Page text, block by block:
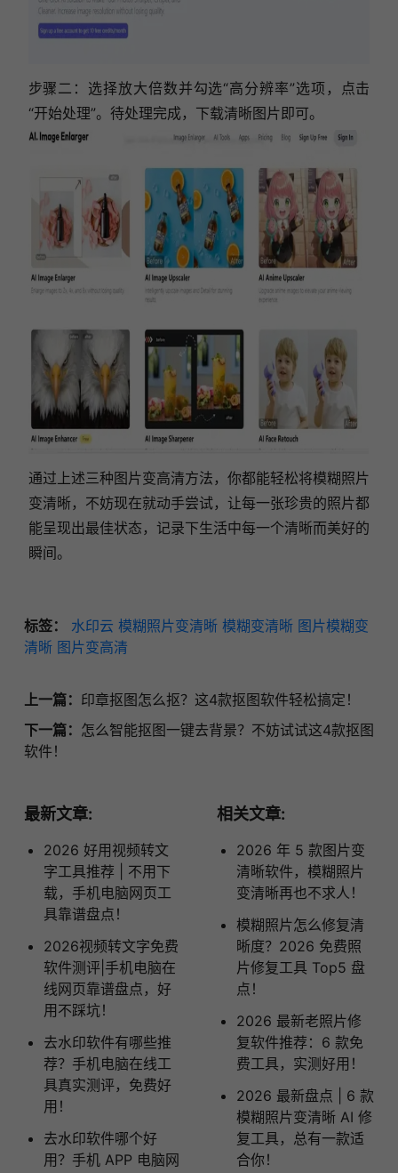
步骤二： 选择放大倍数并勾选“高分辨率”选项，点击
“开始处理”。待处理完成，下载清晰图片即可。
通过上述三种图片变高清方法，你都能轻松将模糊照片
变清晰，不妨现在就动手尝试，让每一张珍贵的照片都
能呈现出最佳状态，记录下生活中每一个清晰而美好的
瞬间。
标签： 水印云 模糊照片变清晰 模糊变清晰 图片模糊变
清晰 图片变高清
上一篇： 印章抠图怎么抠？这4款抠图软件轻松搞定！
下一篇： 怎么智能抠图一键去背景？不妨试试这4款抠图
软件！
最新文章:
2026 好用视频转文
字工具推荐 | 不用下
载，手机电脑网页工
具靠谱盘点！
2026视频转文字免费
软件测评|手机电脑在
线网页靠谱盘点，好
用不踩坑！
去水印软件有哪些推
荐？手机电脑在线工
具真实测评，免费好
用！
去水印软件哪个好
用？手机 APP 电脑网
相关文章:
2026 年 5 款图片变
清晰软件，模糊照片
变清晰再也不求人！
模糊照片怎么修复清
晰度？2026 免费照
片修复工具 Top5 盘
点！
2026 最新老照片修
复软件推荐：6 款免
费工具，实测好用！
2026 最新盘点 | 6 款
模糊照片变清晰 AI 修
复工具，总有一款适
合你！